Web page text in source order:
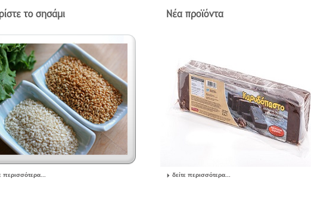
περισσότερα... δείτε περισσότερα...